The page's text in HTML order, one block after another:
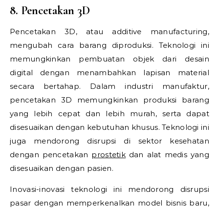
8. Pencetakan 3D
Pencetakan 3D, atau additive manufacturing,
mengubah cara barang diproduksi. Teknologi ini
memungkinkan pembuatan objek dari desain
digital dengan menambahkan lapisan material
secara bertahap. Dalam industri manufaktur,
pencetakan 3D memungkinkan produksi barang
yang lebih cepat dan lebih murah, serta dapat
disesuaikan dengan kebutuhan khusus. Teknologi ini
juga mendorong disrupsi di sektor kesehatan
dengan pencetakan prostetik dan alat medis yang
disesuaikan dengan pasien.
Inovasi-inovasi teknologi ini mendorong disrupsi
pasar dengan memperkenalkan model bisnis baru,